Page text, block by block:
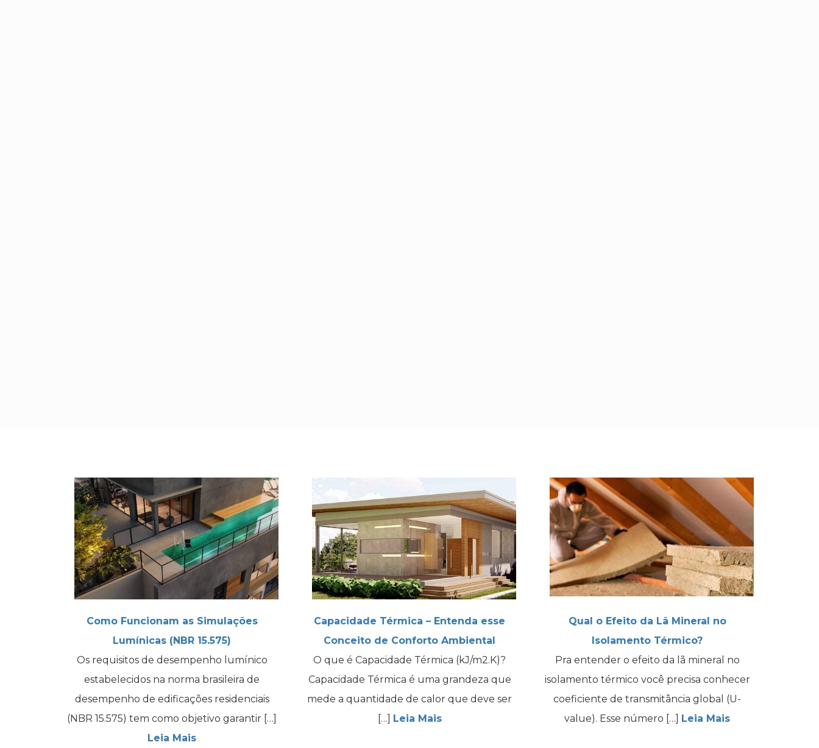
Como Funcionam as Simulações
Lumínicas (NBR 15.575)
Os requisitos de desempenho lumínico
estabelecidos na norma brasileira de
desempenho de edificações residenciais
(NBR 15.575) tem como objetivo garantir […]
Leia Mais
Capacidade Térmica – Entenda esse
Conceito de Conforto Ambiental
O que é Capacidade Térmica (kJ/m2.K)?
Capacidade Térmica é uma grandeza que
mede a quantidade de calor que deve ser
[…] Leia Mais
Qual o Efeito da Lã Mineral no
Isolamento Térmico?
Pra entender o efeito da lã mineral no
isolamento térmico você precisa conhecer
coeficiente de transmitância global (U-
value). Esse número […] Leia Mais